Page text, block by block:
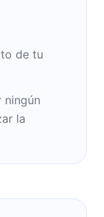
de tu
ningún
la